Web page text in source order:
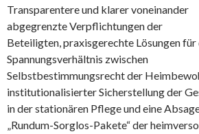
Transparentere und klarer voneinander
abgegrenzte Verpflichtungen der
Beteiligten, praxisgerechte Lösungen für
Spannungsverhältnis zwischen
Selbstbestimmungsrecht der
institutionalisierter Sicherstellung der
in der stationären Pflege und eine
„Rundum-Sorglos-Pakete“ der